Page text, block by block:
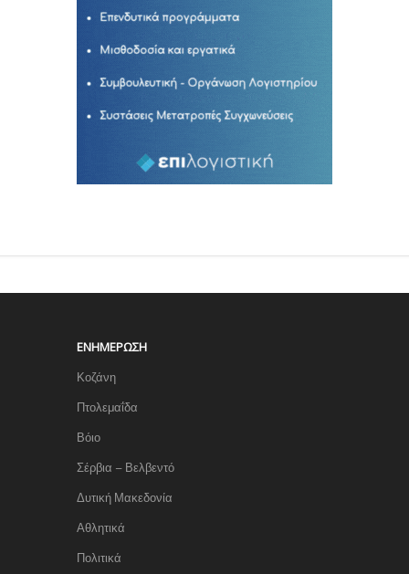
ΕΝΗΜΈΡΩΣΗ
Κοζάνη
Πτολεμαΐδα
Βόιο
Σέρβια – Βελβεντό
Δυτική Μακεδονία
Αθλητικά
Πολιτικά